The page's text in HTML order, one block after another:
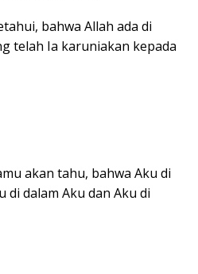
bahwa Allah ada di
telah Ia karuniakan kepada
akan tahu, bahwa Aku di
di dalam Aku dan Aku di